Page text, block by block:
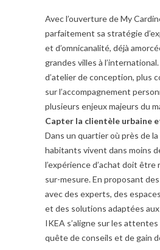
Avec l’ouverture de My
parfaitement sa stratégie
et d’omnicanalité, déjà
grandes villes à
d’atelier de conception, plus
sur l’accompagnement
plusieurs enjeux majeurs du
Capter la clientèle urbaine
Dans un quartier où près de
habitants vivent dans moins
l’expérience d’achat doit
sur-mesure. En proposant
avec des experts, des
et des solutions adaptées
IKEA s’aligne sur les
quête de conseils et de gain